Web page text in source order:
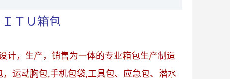
ＴＵ箱包
计，生产，销售为一体的专业箱包生产制造
运动胸包,手机包袋,工具包、应急包、潜水